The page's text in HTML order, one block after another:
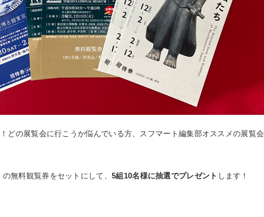
どの展覧会に行こうか悩んでいる方、スフマート編集部オススメの展覧会
無料観覧券をセットにして、5組10名様に抽選でプレゼント します！